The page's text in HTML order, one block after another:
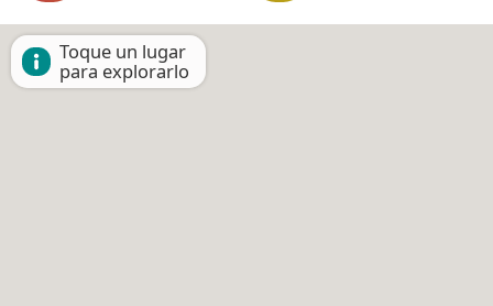
Toque un lugar
para explorarlo